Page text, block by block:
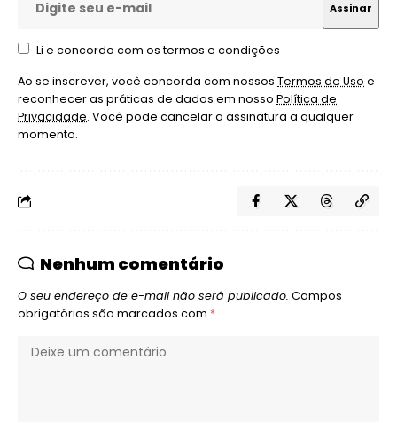
Li e concordo com os termos e condições
Ao se inscrever, você concorda com nossos Termos de Uso e
reconhecer as práticas de dados em nosso Política de
Privacidade. Você pode cancelar a assinatura a qualquer
momento.
Nenhum comentário
O seu endereço de e-mail não será publicado. Campos
obrigatórios são marcados com *